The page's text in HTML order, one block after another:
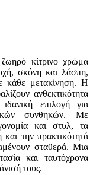
κίτρινο χρώμα
σκόνη και λάσπη,
κάθε μετακίνηση. Η
ανθεκτικότητα
επιλογή για
συνθηκών. Με
και στυλ, τα
την πρακτικότητά
σταθερά. Μια
και ταυτόχρονα
τους.